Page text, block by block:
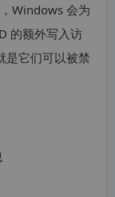
Windows 会为
的额外写入访
是它们可以被禁